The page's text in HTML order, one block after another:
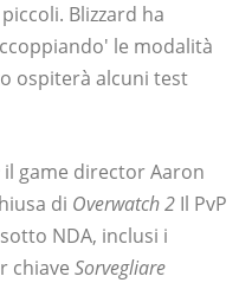
Blizzard ha
le modalità
ospiterà alcuni test
il game director Aaron
di Overwatch 2 Il PvP
NDA, inclusi i
chiave Sorvegliare